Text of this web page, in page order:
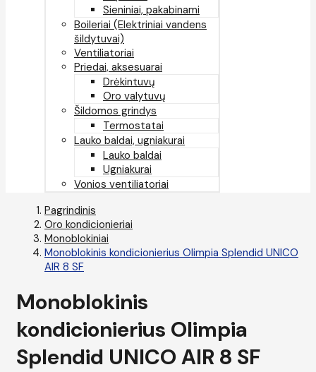
Sieniniai, pakabinami
Boileriai (Elektriniai vandens
šildytuvai)
Ventiliatoriai
Priedai, aksesuarai
Drėkintuvų
Oro valytuvų
Šildomos grindys
Termostatai
Lauko baldai, ugniakurai
Lauko baldai
Ugniakurai
Vonios ventiliatoriai
Pagrindinis
Oro kondicionieriai
Monoblokiniai
Monoblokinis kondicionierius Olimpia Splendid UNICO
AIR 8 SF
Monoblokinis
kondicionierius Olimpia
Splendid UNICO AIR 8 SF